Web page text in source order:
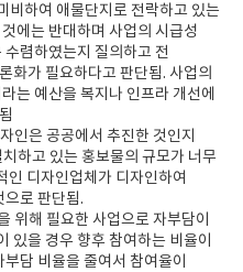
비하여 애물단지로 전락하고 있는
에는 반대하며 사업의 시급성
렴하였는지 질의하고 전
화가 필요하다고 판단됨. 사업의
는 예산을 복지나 인프라 개선에
인은 공공에서 추진한 것인지
하고 있는 홍보물의 규모가 너무
인 디자인업체가 디자인하여
으로 판단됨.
위해 필요한 사업으로 자부담이
있을 경우 향후 참여하는 비율이
담 비율을 줄여서 참여율이